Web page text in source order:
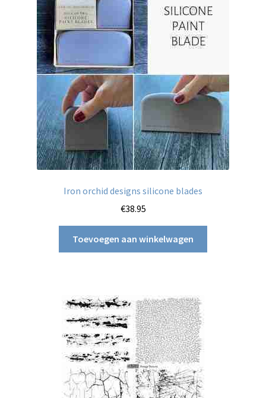
Iron orchid designs silicone blades
€38.95
Toevoegen aan winkelwagen